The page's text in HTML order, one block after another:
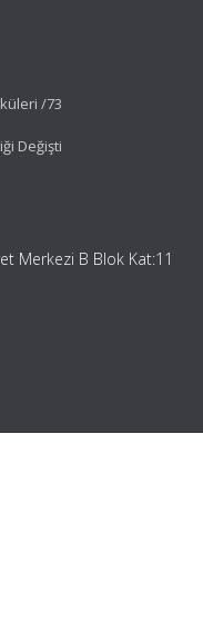
/73
Değişti
Merkezi B Blok Kat:11